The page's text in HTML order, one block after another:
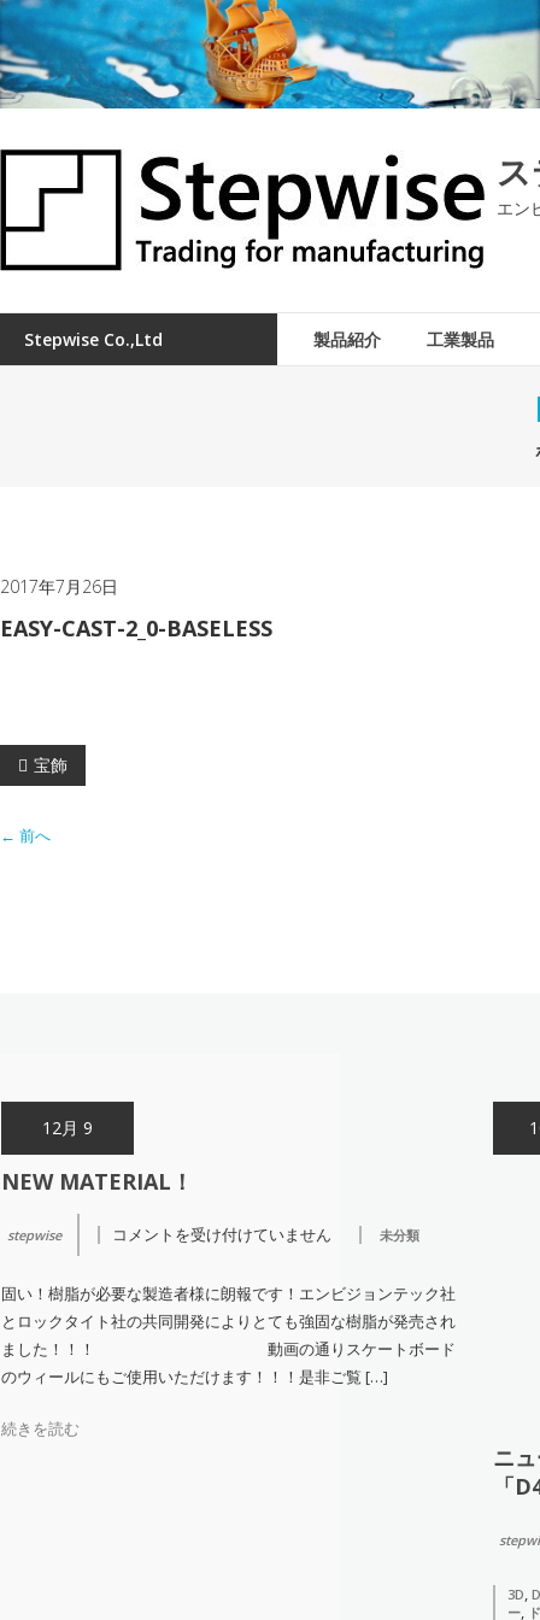
コ
ン
テ
ン
へ
ッ
プ
エン
Stepwise Co.,ltd 製品紹介 工業製品
2017年7月26日
EASY-CAST-2_0-BASELESS
投
ナ
ョ
ン
宝飾
← 前へ
12月 9
NEW MATERIAL！
stepwise
NEW
は
コメントを受け付けていません 未分類
固い！樹脂が必要な製造者様に朗報です！エンビジョンテック社
とロックタイト社の共同開発によりとても強固な樹脂が発売され
ました！！！ 動画の通りスケートボード
のウィールにもご使用いただけます！！！是非ご覧 […]
続きを読む
ニ
「
3D
ー,